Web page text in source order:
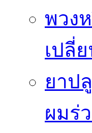
พวง
เปลี่
ยาป
ผมร่